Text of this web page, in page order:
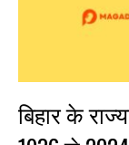
बिहार के